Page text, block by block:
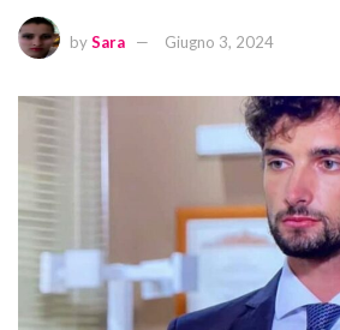
bySara Giugno 3, 2024